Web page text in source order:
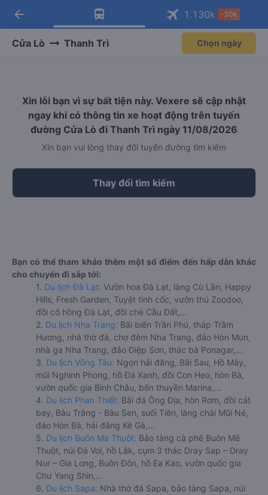
Tải app Vexere ngay!
Nhận ưu đãi thành viên độc
Mở app
Tải app Vexere
-30k/ghế khi đặt vé máy bay qua
Mở app
arrow_back 1.130k -30k
Cửa Lò Thanh Trì Chọn ngày
Xin lỗi bạn vì sự bất tiện này. Vexere sẽ cập nhật
ngay khi có thông tin xe hoạt động trên tuyến
đường Cửa Lò đi Thanh Trì ngày 11/08/2026
Xin bạn vui lòng thay đổi tuyến đường tìm kiếm
Thay đổi tìm kiếm
Bạn có thể tham khảo thêm một số điểm đến hấp dẫn khác
cho chuyến đi sắp tới:
1. Du lịch Đà Lạt: Vườn hoa Đà Lạt, làng Cù Lần, Happy
Hills, Fresh Garden, Tuyệt tình cốc, vườn thú Zoodoo,
đồi cỏ hồng Đà Lạt, đồi chè Cầu Đất,...
2. Du lịch Nha Trang: Bãi biển Trần Phú, tháp Trầm
Hương, nhà thờ đá, chợ đêm Nha Trang, đảo Hòn Mun,
nhà ga Nha Trang, đảo Điệp Sơn, thác bà Ponagar,...
3. Du lịch Vũng Tàu: Ngọn hải đăng, Bãi Sau, Hồ Mây,
mũi Nghinh Phong, hồ Đá Xanh, đồi Con Heo, hòn Bà,
vườn quốc gia Bình Châu, bến thuyền Marina,...
4. Du lịch Phan Thiết: Bãi đá Ông Địa, hòn Rơm, đồi cát
bay, Bàu Trắng - Bàu Sen, suối Tiên, làng chài Mũi Né,
đảo Hòn Bà, hải đăng Kê Gà,...
5. Du lịch Buôn Ma Thuột: Bảo tàng cà phê Buôn Mê
Thuột, núi Đá Voi, hồ Lắk, cụm 3 thác Dray Sap – Dray
Nur – Gia Long, Buôn Đôn, hồ Ea Kao, vườn quốc gia
Chư Yang Shin,...
6. Du lịch Sapa: Nhà thờ đá Sapa, bảo tàng Sapa, núi